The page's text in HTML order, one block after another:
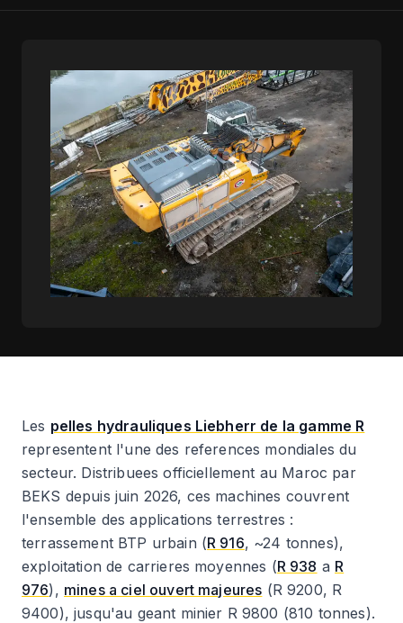
Les pelles hydrauliques Liebherr de la gamme R
representent l'une des references mondiales du
secteur. Distribuees officiellement au Maroc par
BEKS depuis juin 2026, ces machines couvrent
l'ensemble des applications terrestres :
terrassement BTP urbain (R 916, ~24 tonnes),
exploitation de carrieres moyennes (R 938 a R
976), mines a ciel ouvert majeures (R 9200, R
9400), jusqu'au geant minier R 9800 (810 tonnes).